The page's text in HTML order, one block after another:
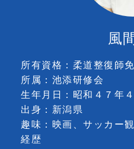
風
所有資格：柔道整復師
所属：池添研修会
生年月日：昭和４７年
出身：新潟県
趣味：映画、サッカー
経歴